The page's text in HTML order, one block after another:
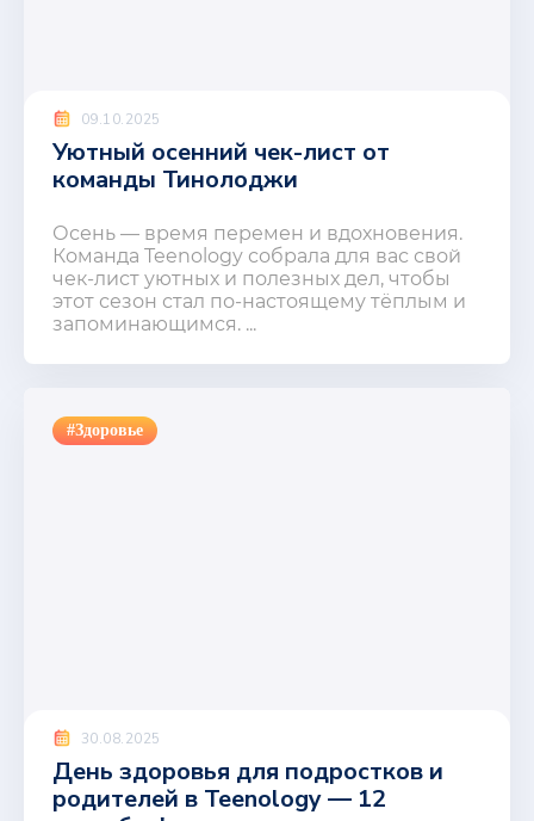
09.10.2025
Уютный осенний чек-лист от
команды Тинолоджи
Осень — время перемен и вдохновения.
Команда Teenology собрала для вас свой
чек-лист уютных и полезных дел, чтобы
этот сезон стал по-настоящему тёплым и
запоминающимся. ...
#Здоровье
30.08.2025
День здоровья для подростков и
родителей в Teenology — 12